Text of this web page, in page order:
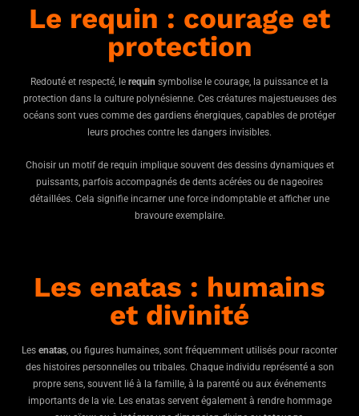
Le requin : courage et
protection
Redouté et respecté, le requin symbolise le courage, la puissance et la
protection dans la culture polynésienne. Ces créatures majestueuses des
océans sont vues comme des gardiens énergiques, capables de protéger
leurs proches contre les dangers invisibles.
Choisir un motif de requin implique souvent des dessins dynamiques et
puissants, parfois accompagnés de dents acérées ou de nageoires
détaillées. Cela signifie incarner une force indomptable et afficher une
bravoure exemplaire.
Les enatas : humains
et divinité
Les enatas , ou figures humaines, sont fréquemment utilisés pour raconter
des histoires personnelles ou tribales. Chaque individu représenté a son
propre sens, souvent lié à la famille, à la parenté ou aux événements
importants de la vie. Les enatas servent également à rendre hommage